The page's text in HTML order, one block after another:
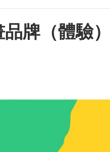
牌（體驗）